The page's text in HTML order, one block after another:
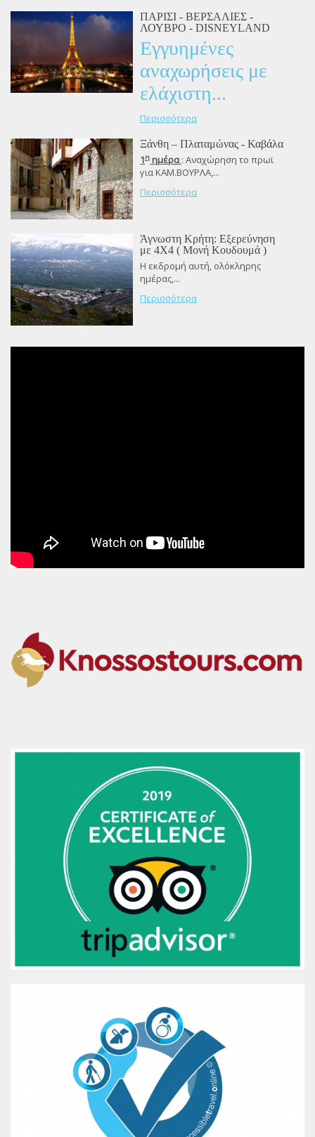
ΠΑΡΙΣΙ - ΒΕΡΣΑΛΙΕΣ -
ΛΟΥΒΡΟ - DISNEYLAND
Εγγυημένες
αναχωρήσεις με
ελάχιστη...
Περισσότερα
Ξάνθη – Πλαταμώνας - Καβάλα
1ηημέρα: Αναχώρηση το πρωϊ
για ΚΑΜ.ΒΟΥΡΛΑ,...
Περισσότερα
Άγνωστη Κρήτη: Εξερεύνηση
με 4X4 ( Μονή Κουδουμά )
Η εκδρομή αυτή, ολόκληρης
ημέρας,...
Περισσότερα